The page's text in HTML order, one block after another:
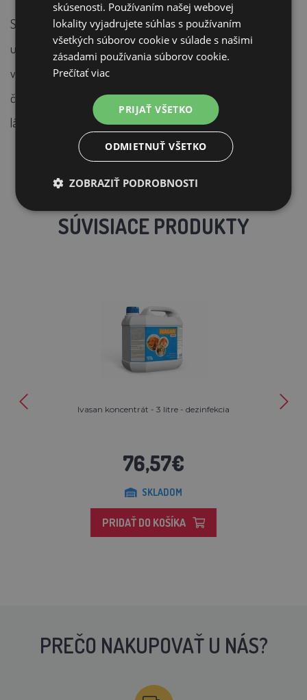
Skladovať v suchom a tmavom prostredí v pôvodných
uzavretých obaloch. Po otvorení postupne spotrebujte,
výrobok už dlhodobo neskladujte. Mikroskopické pevné
čiastočky a mierny sediment je daný obsahom prírodných
látok a nie je na závadu výrobku.
SÚVISIACE PRODUKTY
Ivasan koncentrát - 3 litre - dezinfekcia
76,57€
SKLADOM
PRIDAŤ DO KOŠÍKA
PREČO NAKUPOVAŤ U NÁS?
skúsenosti. Používaním našej webovej
lokality vyjadrujete súhlas s používaním
všetkých súborov cookie v súlade s našimi
zásadami používania súborov cookie.
Prečítať viac
PRIJAŤ VŠETKO
ODMIETNUŤ VŠETKO
ZOBRAZIŤ PODROBNOSTI